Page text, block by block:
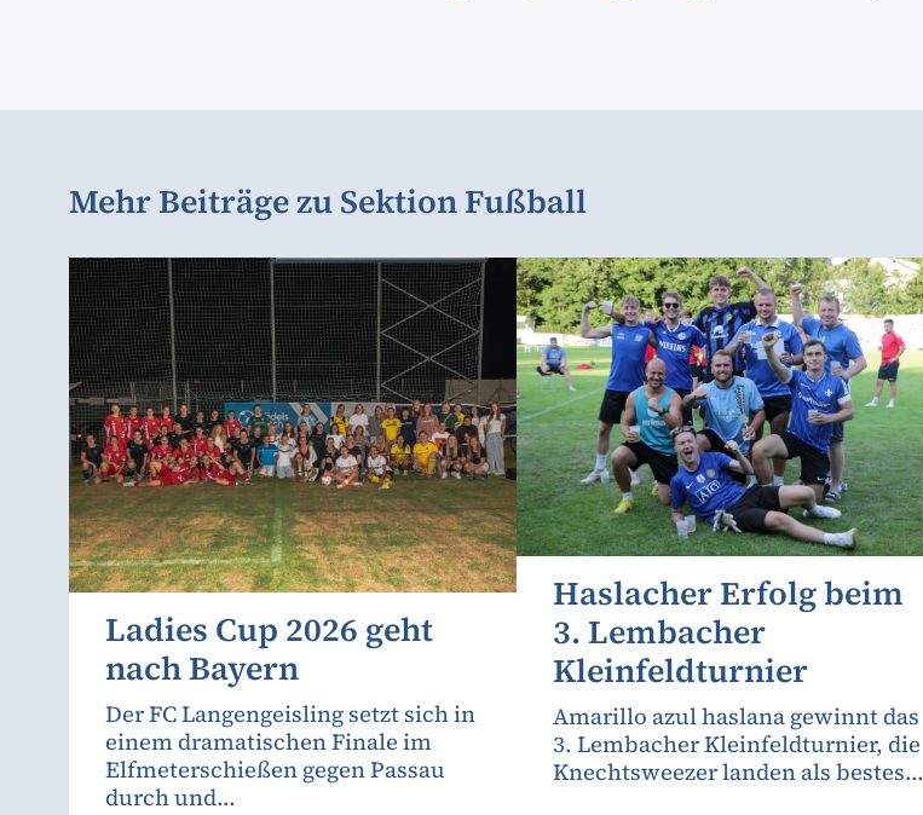
Mehr Beiträge zu Sektion Fußball
Ladies Cup 2026 geht
nach Bayern
Der FC Langengeisling setzt sich in
einem dramatischen Finale im
Elfmeterschießen gegen Passau
durch und...
Haslacher Erfolg beim
3. Lembacher
Kleinfeldturnier
Amarillo azul haslana gewinnt das
3. Lembacher Kleinfeldturnier, die
Knechtsweezer landen als bestes...